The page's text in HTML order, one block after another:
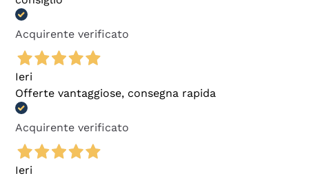
Acquirente verificato
Ieri
Offerte vantaggiose, consegna rapida
Acquirente verificato
Ieri